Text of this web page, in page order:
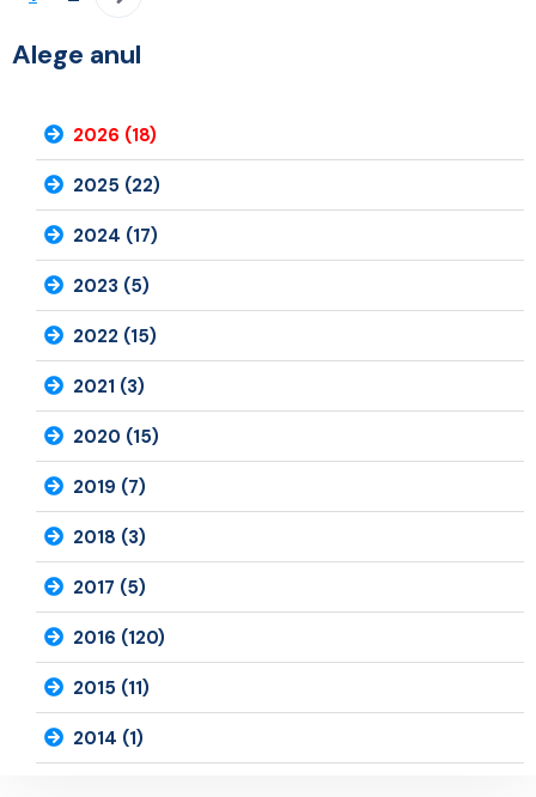
Alege anul
2026 (18)
2025 (22)
2024 (17)
2023 (5)
2022 (15)
2021 (3)
2020 (15)
2019 (7)
2018 (3)
2017 (5)
2016 (120)
2015 (11)
2014 (1)